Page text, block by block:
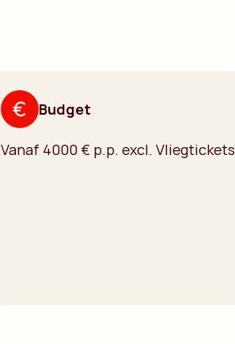
Budget
Vanaf 4000 € p.p. excl. Vliegtickets